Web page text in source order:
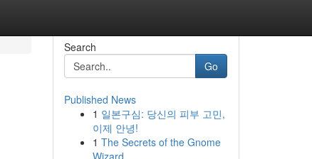
Search
Go
Published News
1 일본구심: 당신의 피부 고민,
이제 안녕!
1 The Secrets of the Gnome
Wizard